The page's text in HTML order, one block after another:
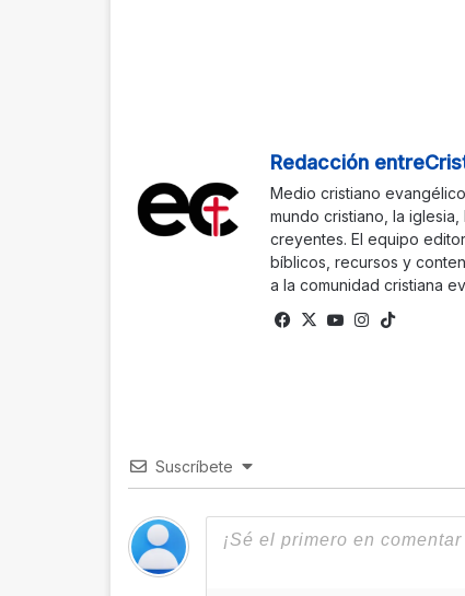
Redacción
Medio cristiano
mundo cristiano, la
creyentes. El equipo
bíblicos, recursos y
a la comunidad cristiana
Fa
X
Yo Ins
Suscríbete